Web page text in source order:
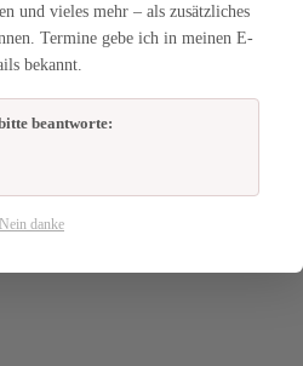
dient dem Nachweis der
im Bereich des Zentralen
des Vereins:
Andrea Fertig in Neu Anspach
und vieles mehr – als zusätzliches
Termine gebe ich in meinen E-
bekannt.
beantworte:
Nein danke